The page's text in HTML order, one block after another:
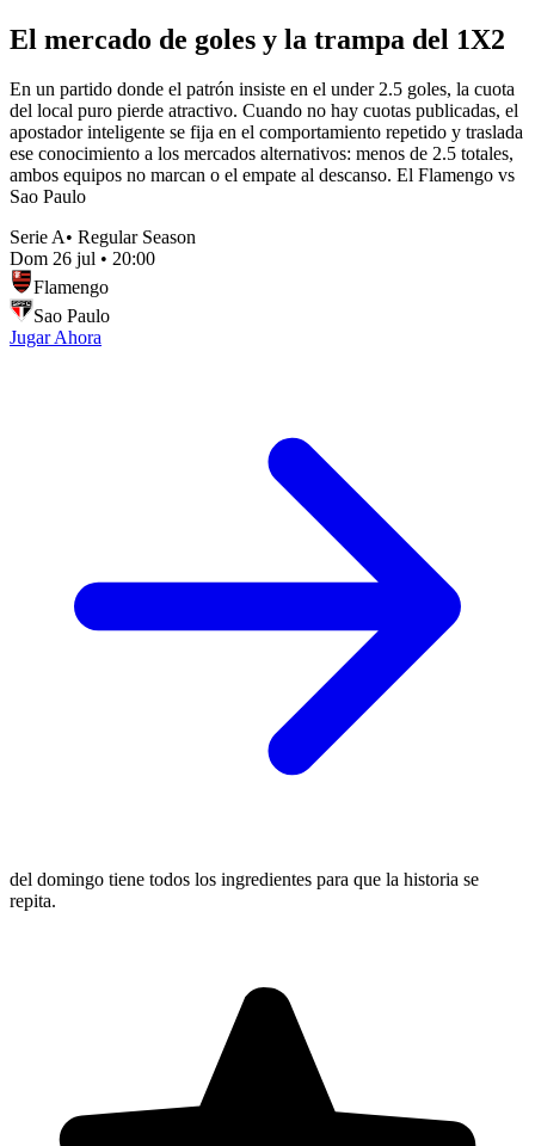
El mercado de goles y la trampa del 1X2
En un partido donde el patrón insiste en el under 2.5 goles, la cuota
del local puro pierde atractivo. Cuando no hay cuotas publicadas, el
apostador inteligente se fija en el comportamiento repetido y traslada
ese conocimiento a los mercados alternativos: menos de 2.5 totales,
ambos equipos no marcan o el empate al descanso. El Flamengo vs
Sao Paulo
Serie A• Regular Season
Dom 26 jul • 20:00
Flamengo
Sao Paulo
Jugar Ahora
del domingo tiene todos los ingredientes para que la historia se
repita.